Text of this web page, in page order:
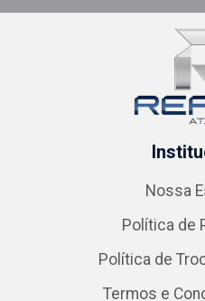
Nossa
Política de
Política de
Termos e